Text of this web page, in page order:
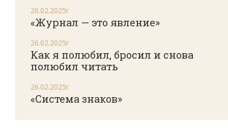
26.02.2025г
«Журнал — это явление»
26.02.2025г
Как я полюбил, бросил и снова
полюбил читать
26.02.2025г
«Система знаков»